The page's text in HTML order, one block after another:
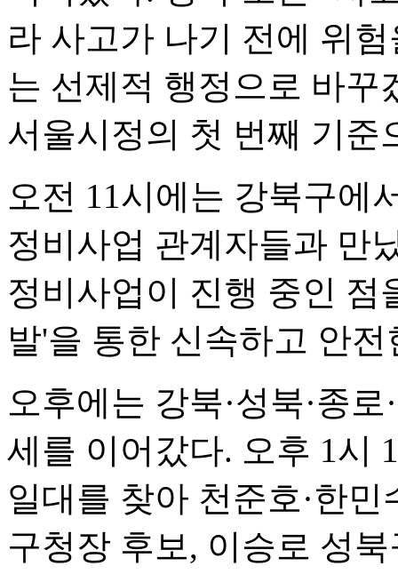
라 사고가 나기 전에 위
는 선제적 행정으로 바
서울시정의 첫 번째 기준
오전 11시에는 강북구에
정비사업 관계자들과 만
정비사업이 진행 중인 점
발'을 통한 신속하고 안
오후에는 강북·성북·종
세를 이어갔다. 오후 1시
일대를 찾아 천준호·한
구청장 후보, 이승로 성